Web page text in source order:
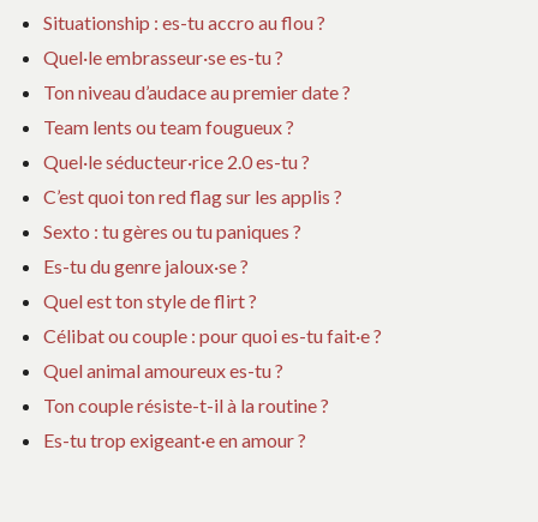
Situationship : es-tu accro au flou ?
Quel·le embrasseur·se es-tu ?
Ton niveau d’audace au premier date ?
Team lents ou team fougueux ?
Quel·le séducteur·rice 2.0 es-tu ?
C’est quoi ton red flag sur les applis ?
Sexto : tu gères ou tu paniques ?
Es-tu du genre jaloux·se ?
Quel est ton style de flirt ?
Célibat ou couple : pour quoi es-tu fait·e ?
Quel animal amoureux es-tu ?
Ton couple résiste-t-il à la routine ?
Es-tu trop exigeant·e en amour ?